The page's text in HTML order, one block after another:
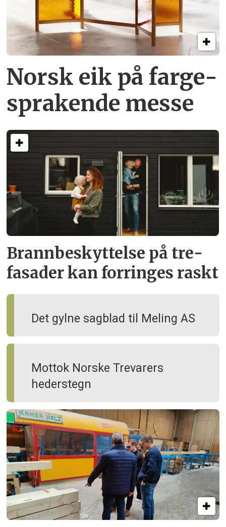
Norsk eik på farge­
sprakende messe
Brann­beskyttelse på tre­
fasader kan forringes raskt
Det gylne sagblad til Meling AS
Mottok Norske Trevarers
hederstegn